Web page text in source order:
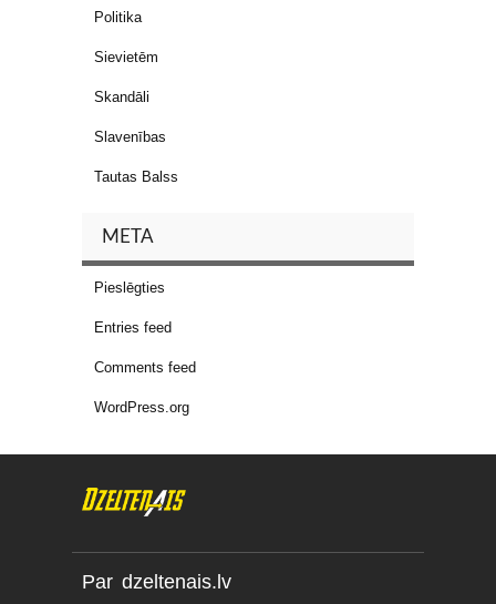
Politika
Sievietēm
Skandāli
Slavenības
Tautas Balss
META
Pieslēgties
Entries feed
Comments feed
WordPress.org
Par dzeltenais.lv